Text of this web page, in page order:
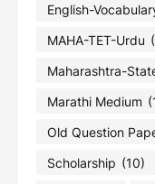
English-
MAHA-TET-Urdu
Maharashtra-
Marathi Medium
Old Question
Scholarship (10)